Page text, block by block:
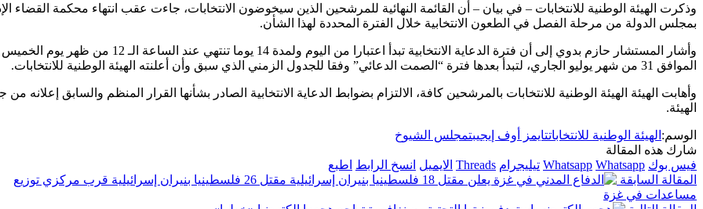
وذكرت الهيئة الوطنية للانتخابات – في بيان – أن القائمة النهائية للمرشحين الذين سيخوضون الانتخابات، جاءت عقب انتهاء محكمة القضاء
بمجلس الدولة من مرحلة الفصل في الطعون الانتخابية خلال الفترة المحددة لهذا الشأن.
وأشار المستشار حازم بدوي إلى أن فترة الدعاية الانتخابية تبدأ اعتبارا من اليوم ولمدة 14 يوما تنتهي عند الساعة الـ 12 من ظهر يوم الخميس
الموافق 31 من شهر يوليو الجاري، لتبدأ بعدها فترة “الصمت الدعائي” وفقا للجدول الزمني الذي سبق وأن أعلنته الهيئة الوطنية للانتخابات.
وأهابت الهيئة الهيئة الوطنية للانتخابات بالمرشحين كافة، الالتزام بضوابط الدعاية الانتخابية الصادر بشأنها القرار المنظم والسابق إعلانه من
الهيئة.
الوسم: الهيئة الوطنية للانتخاباتتايمز أوف إيجيبتمجلس الشيوخ
شارك هذه المقالة
فيس بوك
Whatsapp Whatsapp تيليجرام Threads الايميل انسخ الرابط اطبع
المقالة السابقة
مقتل 26 فلسطينيا بنيران إسرائيلية قرب مركزي توزيع
مساعدات في غزة